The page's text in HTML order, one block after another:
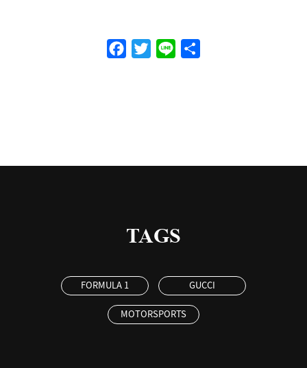
FacebookTwitterLine
TAGS
FORMULA 1 GUCCI
MOTORSPORTS